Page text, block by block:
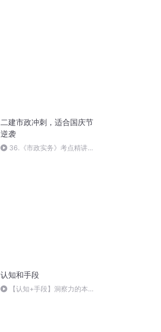
二建市政冲刺，适合国庆节
逆袭
36.《市政实务》考点精讲第
认知和手段
【认知+手段】洞察力的本质